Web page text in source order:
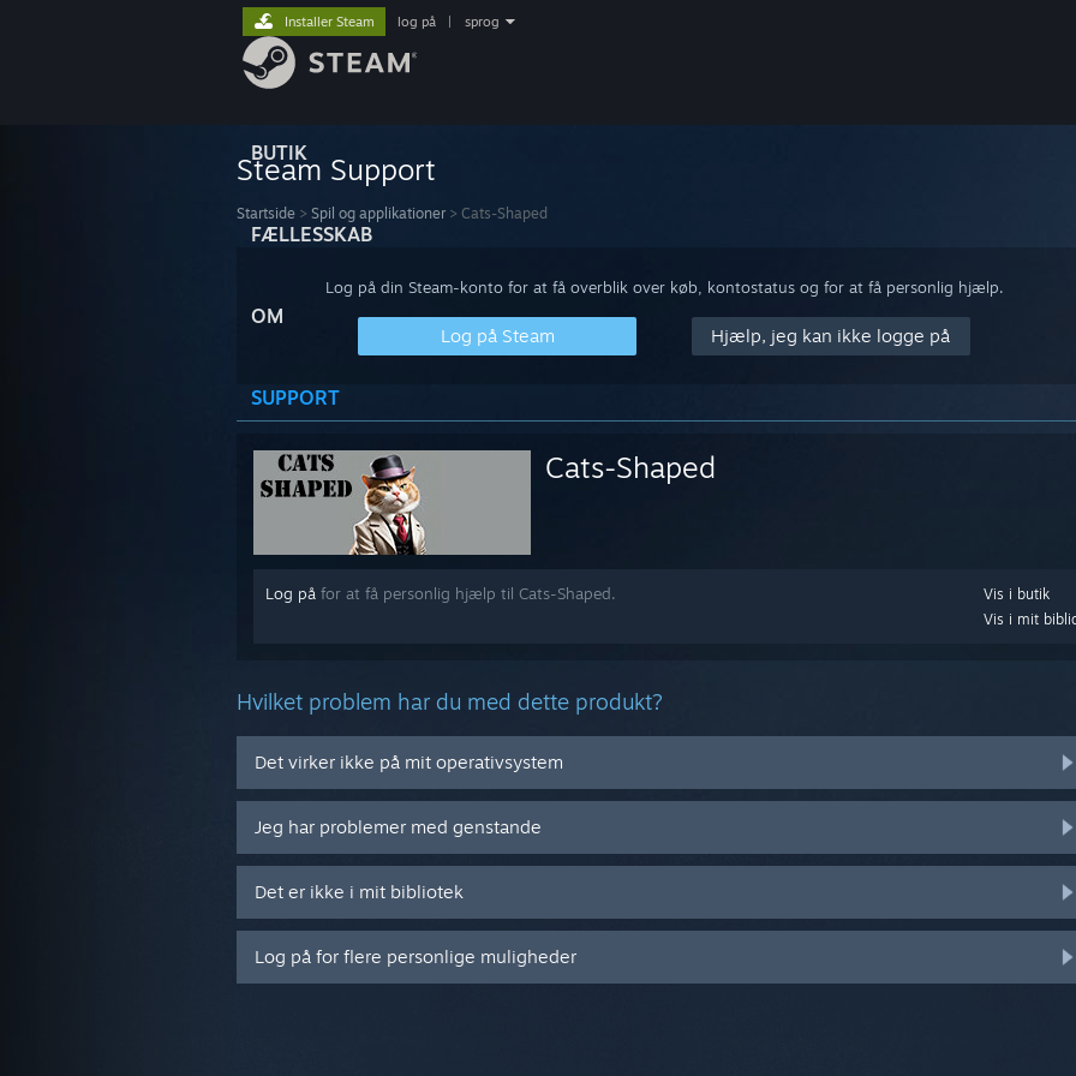
BUTIK
FÆLLESSKAB
OM
SUPPORT
Installer Steam log på sprog
Steam Support
Startside > Spil og applikationer > Cats-Shaped
Log på din Steam-konto for at få overblik over køb, kontostatus og for at få personlig hjælp.
Log på Steam Hjælp, jeg kan ikke logge på
Cats-Shaped
Vis i butik
Vis i mit
Log på for at få personlig hjælp til Cats-Shaped.
Hvilket problem har du med dette produkt?
Det virker ikke på mit operativsystem
Jeg har problemer med genstande
Det er ikke i mit bibliotek
Log på for flere personlige muligheder